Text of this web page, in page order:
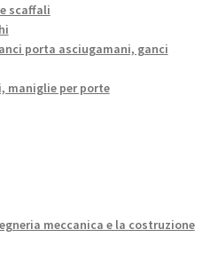
scaffali
porta asciugamani, ganci
maniglie per porte
meccanica e la costruzione